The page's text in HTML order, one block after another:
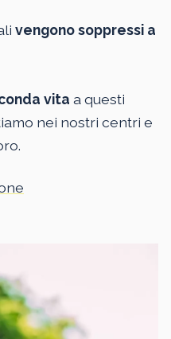
vengono soppressi a
vita a questi
nei nostri centri e